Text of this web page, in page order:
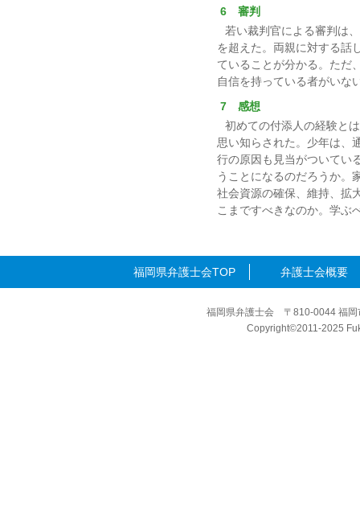
6 審判
若い裁判官による審判は
を超えた。両親に対する話
ていることが分かる。ただ
自信を持っている者がいな
7 感想
初めての付添人の経験と
思い知らされた。少年は、
行の原因も見当がついてい
うことになるのだろうか。
社会資源の確保、維持、拡
こまですべきなのか。学ぶ
福岡県弁護士会TOP 弁護士会概要
福岡県弁護士会 〒810-0044 福
Copyright©2011-2025